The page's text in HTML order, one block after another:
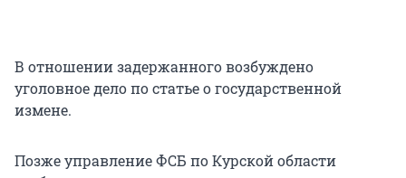
В отношении задержанного возбуждено
уголовное дело по статье о государственной
измене.
Позже управление ФСБ по Курской области